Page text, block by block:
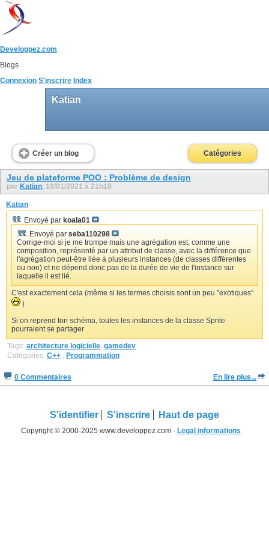
Developpez.com
Blogs
Connexion S'inscrire Index
Katian
Créer un blog Catégories
Jeu de plateforme POO : Problème de design
par Katian, 18/01/2021 à 21h18
Katian
Envoyé par koala01
Envoyé par seba110298
Corrige-moi si je me trompe mais une agrégation est, comme une
composition, représenté par un attribut de classe, avec la différence que
l'agrégation peut-être liée à plusieurs instances (de classes différentes
ou non) et ne dépend donc pas de la durée de vie de l'instance sur
laquelle il est lié.
C'est exactement cela (même si les termes choisis sont un peu "exotiques"
)
Si on reprend ton schéma, toutes les instances de la classe Sprite
pourraient se partager
Tags: architecture logicielle gamedev
Catégories: C++ Programmation
0 Commentaires En lire plus...
S'identifier S'inscrire Haut de page
Copyright © 2000-2025 www.developpez.com - Legal informations